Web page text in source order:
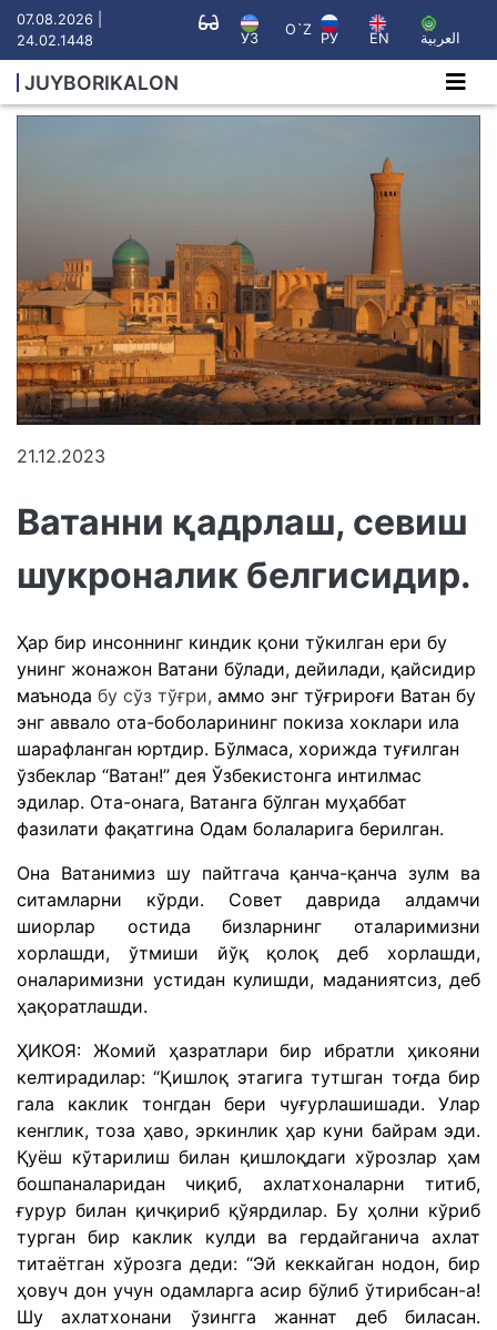
07.08.2026 |
24.02.1448
УЗ
O`Z
РУ EN العربية
JUYBORIKALON
21.12.2023
Ватанни қадрлаш, севиш
шукроналик белгисидир.
Ҳар бир инсоннинг киндик қони тўкилган ери бу
унинг жонажон Ватани бўлади, дейилади, қайсидир
маънода бу сўз тўғри, аммо энг тўғрироғи Ватан бу
энг аввало ота-боболарининг покиза хоклари ила
шарафланган юртдир. Бўлмаса, хорижда туғилган
ўзбеклар “Ватан!” дея Ўзбекистонга интилмас
эдилар. Ота-онага, Ватанга бўлган муҳаббат
фазилати фақатгина Одам болаларига берилган.
Она Ватанимиз шу пайтгача қанча-қанча зулм ва
ситамларни кўрди. Совет даврида алдамчи
шиорлар остида бизларнинг оталаримизни
хорлашди, ўтмиши йўқ қолоқ деб хорлашди,
оналаримизни устидан кулишди, маданиятсиз, деб
ҳақоратлашди.
ҲИКОЯ: Жомий ҳазратлари бир ибратли ҳикояни
келтирадилар: “Қишлоқ этагига тутшган тоғда бир
гала каклик тонгдан бери чуғурлашишади. Улар
кенглик, тоза ҳаво, эркинлик ҳар куни байрам эди.
Қуёш кўтарилиш билан қишлоқдаги хўрозлар ҳам
бошпаналаридан чиқиб, ахлатхоналарни титиб,
ғурур билан қичқириб қўярдилар. Бу ҳолни кўриб
турган бир каклик кулди ва гердайганича ахлат
титаётган хўрозга деди: “Эй кеккайган нодон, бир
ҳовуч дон учун одамларга асир бўлиб ўтирибсан-а!
Шу ахлатхонани ўзингга жаннат деб биласан.